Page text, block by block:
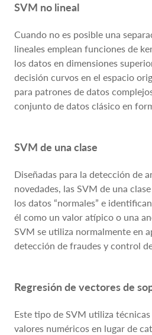
SVM no lineal
Cuando no es posible una
lineales emplean funciones de
los datos en dimensiones
decisión curvos en el espacio
para patrones de datos
conjunto de datos clásico en
SVM de una clase
Diseñadas para la detección de
novedades, las SVM de una
los datos “normales” e
él como un valor atípico o una
SVM se utiliza normalmente en
detección de fraudes y control
Regresión de vectores de
Este tipo de SVM utiliza
valores numéricos en lugar de